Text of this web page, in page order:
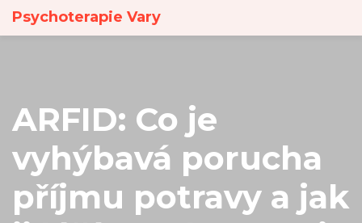
Psychoterapie Vary
ARFID: Co je
vyhýbavá porucha
příjmu potravy a jak